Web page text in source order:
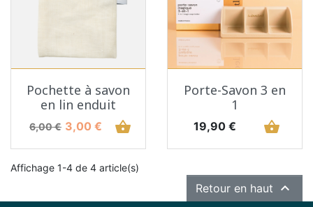
Pochette à savon
en lin enduit
Prix de base
6,00 € Prix
3,00 € shopping_basket
Porte-Savon 3 en
1
Prix
19,90 € shopping_basket
Affichage 1-4 de 4 article(s)
Retour en haut 